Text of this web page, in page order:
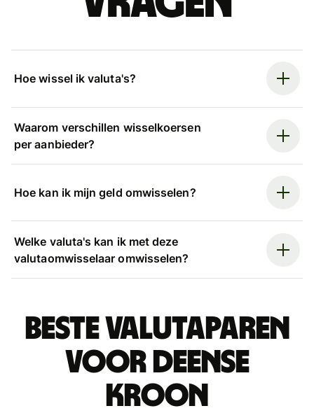
Hoe wissel ik valuta's?
Waarom verschillen wisselkoersen
per aanbieder?
Hoe kan ik mijn geld omwisselen?
Welke valuta's kan ik met deze
valutaomwisselaar omwisselen?
Beste valutaparen
voor Deense
kroon